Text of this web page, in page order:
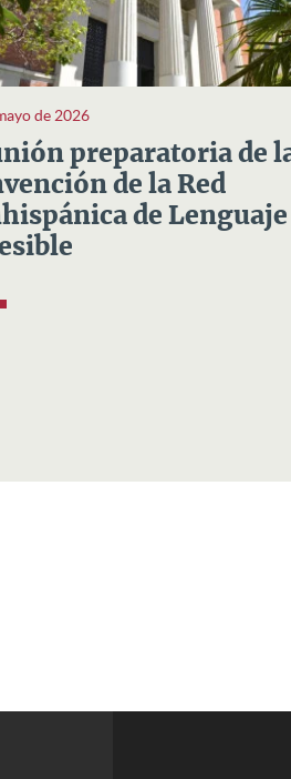
de 2026
preparatoria de
de la Red
de